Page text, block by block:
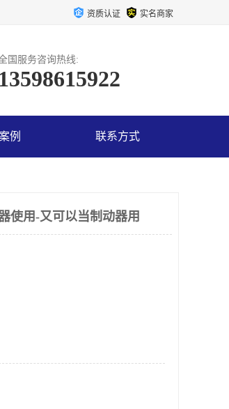
资质认证 实名商家
国服务咨询热线:
13598615922
例 联系方式
使用-又可以当制动器用